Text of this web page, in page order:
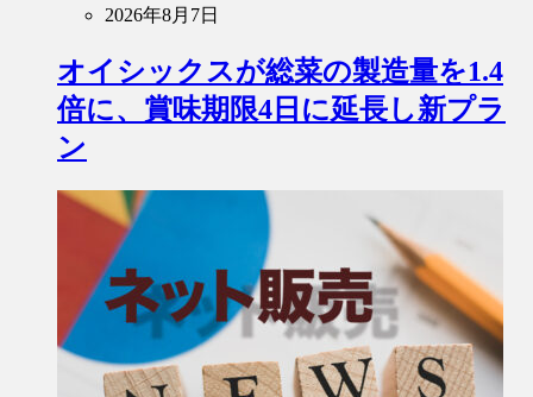
2026年8月7日
オイシックスが総菜の製造量を1.4
倍に、賞味期限4日に延長し新プラ
ン